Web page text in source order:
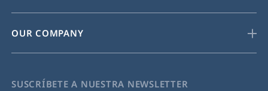
OUR COMPANY
SUSCRÍBETE A NUESTRA NEWSLETTER